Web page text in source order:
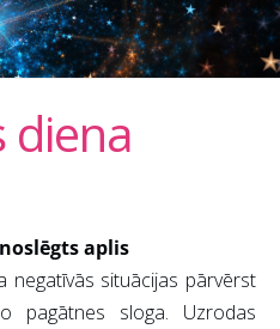
diena
aplis
negatīvās situācijas pārvērst
pagātnes sloga. Uzrodas